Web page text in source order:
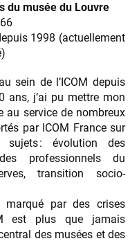
du musée du Louvre
1998 (actuellement
sein de l’ICOM depuis
ans, j’ai pu mettre mon
au service de nombreux
par ICOM France sur
sujets : évolution des
professionnels du
transition socio-
par des crises
est plus que jamais
des musées et des